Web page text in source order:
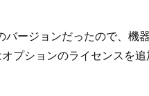
ージョンだったので、機
プションのライセンスを